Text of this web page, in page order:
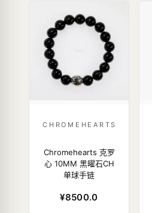
CHROMEHEARTS
Chromehearts 克罗
心 10MM 黑曜石CH
单球手链
¥8500.0